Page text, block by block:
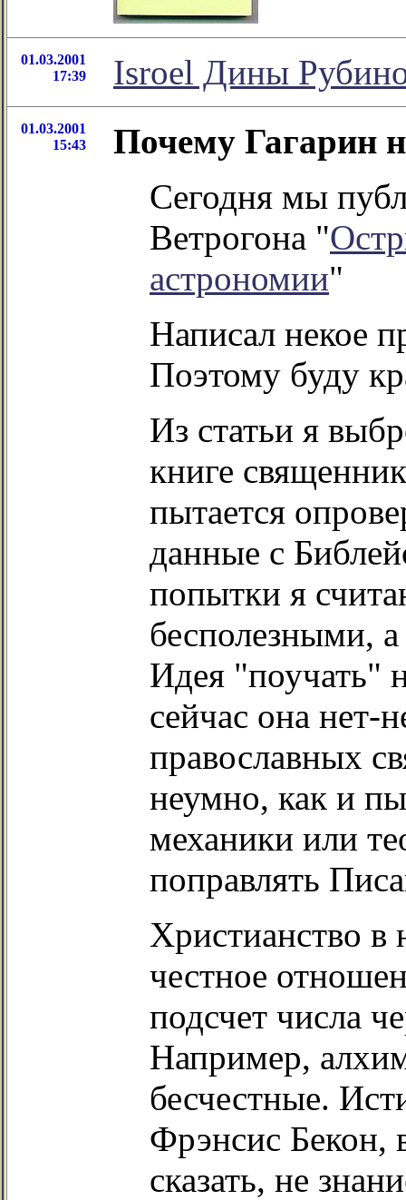
01.03.2001
17:39
Isroel Дины
01.03.2001
15:43
Почему Гагарин
Сегодня мы
Ветрогона "
астрономии"
Написал некое
Поэтому буду
Из статьи я
книге
пытается
данные с
попытки я
бесполезными,
Идея "поучать"
сейчас она нет-
православных
неумно, как и
механики или
поправлять
Христианство в
честное
подсчет числа
Например,
бесчестные.
Фрэнсис Бекон,
сказать, не